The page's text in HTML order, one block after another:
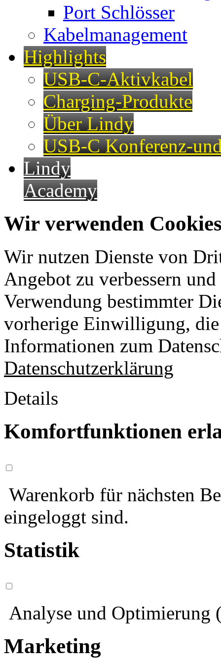
Port Schlösser
Kabelmanagement
Highlights
USB-C-Aktivkabel
Charging-Produkte
Über Lindy
USB-C Konferenz-
Lindy
Academy
Wir verwenden
Wir nutzen Dienste von
Angebot zu verbessern
Verwendung bestimmter
vorherige Einwilligung,
Informationen zum
Datenschutzerklärung
Details
Komfortfunktionen
Warenkorb für nächsten
eingeloggt sind.
Statistik
Analyse und Optimierung
Marketing